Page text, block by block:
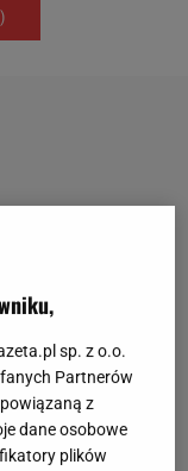
sp. z o.o.
Partnerów
z
dane osobowe
plików